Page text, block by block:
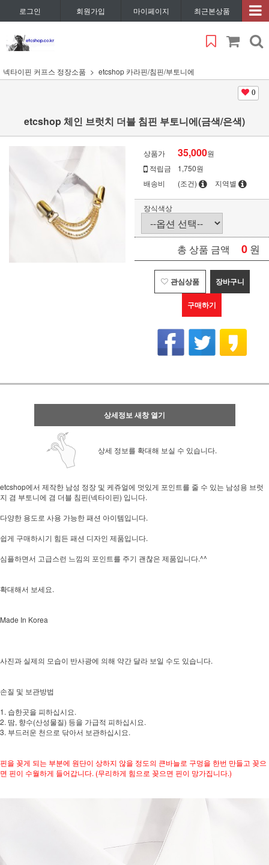
로그인 회원가입 마이페이지 최근본상품
넥타이핀 커프스 정장소품 etcshop 카라핀/침핀/부토니에
0
etcshop 체인 브럿치 더블 침핀 부토니에(금색/은색)
상품가 35,000원
적립금
1,750원
배송비
(조건) 지역별
장식색상
총 상품 금액 0 원
관심상품 장바구니
구매하기
상세정보 새창 열기
상세 정보를 확대해 보실 수 있습니다.
etcshop에서 제작한 남성 정장 및 케쥬얼에 멋있게 포인트를 줄 수 있는 남성용 브럿
지 겸 부토니에 겸 더블 침핀(넥타이핀) 입니다.
다양한 용도로 사용 가능한 패션 아이템입니다.
쉽게 구매하시기 힘든 패션 디자인 제품입니다.
심플하면서 고급스런 느낌의 포인트를 주기 괜찮은 제품입니다.^^
확대해서 보세요.
Made In Korea
사진과 실제의 모습이 반사광에 의해 약간 달라 보일 수도 있습니다.
손질 및 보관방법
1. 습한곳을 피하십시요.
2. 땀, 향수(산성물질) 등을 가급적 피하십시요.
3. 부드러운 천으로 닦아서 보관하십시요.
핀을 꽂게 되는 부분에 원단이 상하지 않을 정도의 큰바늘로 구멍을 한번 만들고 꽂으
면 핀이 수월하게 들어갑니다. (무리하게 힘으로 꽂으면 핀이 망가집니다.)